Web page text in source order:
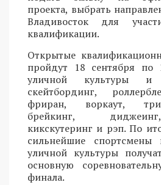
проекта, выбрать
Владивосток для
квалификации.
Открытые
пройдут 18 сентября по
уличной культуры и
скейтбординг,
фриран, воркаут,
брейкинг,
кикскутеринг и рэп. По
сильнейшие спортсмены
уличной культуры
основную
финала.